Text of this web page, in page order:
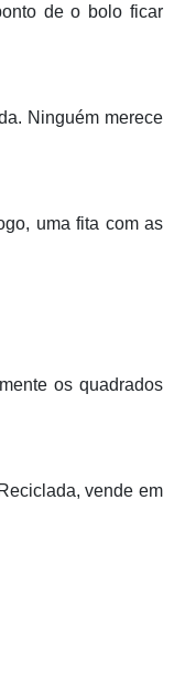
de o bolo ficar
Ninguém merece
uma fita com as
os quadrados
vende em